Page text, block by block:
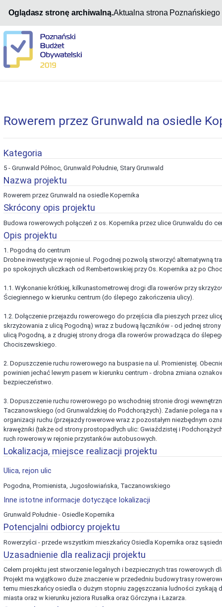
Oglądasz stronę archiwalną.Aktualna strona
Rowerem przez Grunwald na osiedle
Kategoria
5 - Grunwald Północ, Grunwald Południe, Stary Grunwald
Nazwa projektu
Rowerem przez Grunwald na osiedle Kopernika
Skrócony opis projektu
Budowa rowerowych połączeń z os. Kopernika przez ulice Grunwaldu do
Opis projektu
1. Pogodną do centrum
Drobne inwestycje w rejonie ul. Pogodnej pozwolą stworzyć alternatywną
po spokojnych uliczkach od Rembertowskiej przy Os. Kopernika aż po
1.1. Wykonanie krótkiej, kilkunastometrowej drogi dla rowerów przy
Ściegiennego w kierunku centrum (do ślepego zakończenia ulicy).
1.2. Dołączenie przejazdu rowerowego do przejścia dla pieszych przez
skrzyżowania z ulicą Pogodną) wraz z budową łączników - od jednej
ulicą Pogodną, a z drugiej strony droga dla rowerów prowadząca do
Chociszewskiego.
2. Dopuszczenie ruchu rowerowego na buspasie na ul. Promienistej.
powinien jechać lewym pasem w kierunku centrum - drobna zmiana
bezpieczeństwo.
3. Dopuszczenie ruchu rowerowego po wschodniej stronie drogi
Taczanowskiego (od Grunwaldzkiej do Podchorążych). Zadanie polega na
organizacji ruchu (przejazdy rowerowe wraz z pozostałym niezbędnym
krawężniki (także od strony prostopadłych ulic: Gwiaździstej i
ruch rowerowy w rejonie przystanków autobusowych.
Lokalizacja, miejsce realizacji projektu
Ulica, rejon ulic
Pogodna, Promienista, Jugosłowiańska, Taczanowskiego
Inne istotne informacje dotyczące lokalizacji
Grunwald Południe - Osiedle Kopernika
Potencjalni odbiorcy projektu
Rowerzyści - przede wszystkim mieszkańcy Osiedla Kopernika oraz
Uzasadnienie dla realizacji projektu
Celem projektu jest stworzenie legalnych i bezpiecznych tras rowerowych
Projekt ma wyjątkowo duże znaczenie w przededniu budowy trasy
temu mieszkańcy osiedla o dużym stopniu zagęszczania ludności zyskają
miasta oraz w kierunku jeziora Rusałka oraz Górczyna i Łazarza.